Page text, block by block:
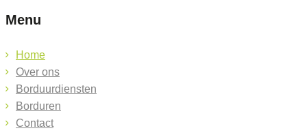
Menu
Home
Over ons
Borduurdiensten
Borduren
Contact